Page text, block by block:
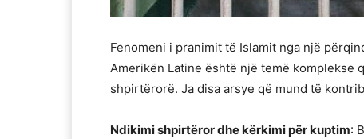
Fenomeni i pranimit të Islamit nga një
Amerikën Latine është një temë
shpirtërorë. Ja disa arsye që mund të
Ndikimi shpirtëror dhe kërkimi për kuptim: